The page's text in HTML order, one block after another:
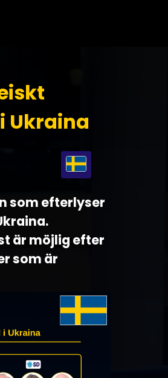
Ukraina
som efterlyser
är möjlig efter
som är